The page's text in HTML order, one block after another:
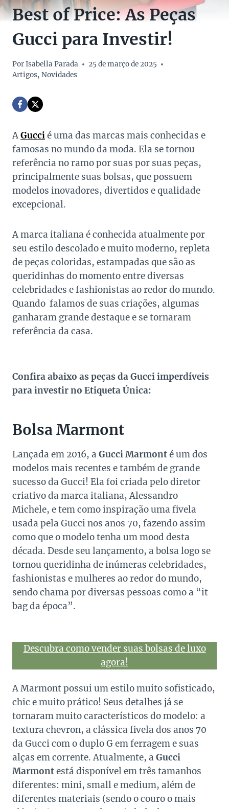
Best of Price: As Peças
Gucci para Investir!
PorIsabella Parada
25 de março de 2025
Artigos, Novidades
AGuccié uma das marcas mais conhecidas e
famosas no mundo da moda. Ela se tornou
referência no ramo por suas por suas peças,
principalmente suas bolsas, que possuem
modelos inovadores, divertidos e qualidade
excepcional.
A marca italiana é conhecida atualmente por
seu estilo descolado e muito moderno, repleta
de peças coloridas, estampadas que são as
queridinhas do momento entre diversas
celebridades e fashionistas ao redor do mundo.
Quando falamos de suas criações, algumas
ganharam grande destaque e se tornaram
referência da casa.
Confira abaixo as peças da Gucci imperdíveis
para investir no Etiqueta Única:
Bolsa Marmont
Lançada em 2016, a Gucci Marmonté um dos
modelos mais recentes e também de grande
sucesso da Gucci! Ela foi criada pelo diretor
criativo da marca italiana, Alessandro
Michele, e tem como inspiração uma fivela
usada pela Gucci nos anos 70, fazendo assim
como que o modelo tenha um mood desta
década. Desde seu lançamento, a bolsa logo se
tornou queridinha de inúmeras celebridades,
fashionistas e mulheres ao redor do mundo,
sendo chama por diversas pessoas como a “it
bag da época”.
Descubra como vender suas bolsas de luxo
agora!
A Marmont possui um estilo muito sofisticado,
chic e muito prático! Seus detalhes já se
tornaram muito característicos do modelo: a
textura chevron, a clássica fivela dos anos 70
da Gucci com o duplo G em ferragem e suas
alças em corrente. Atualmente, a Gucci
Marmontestá disponível em três tamanhos
diferentes: mini, small e medium, além de
diferentes materiais (sendo o couro o mais